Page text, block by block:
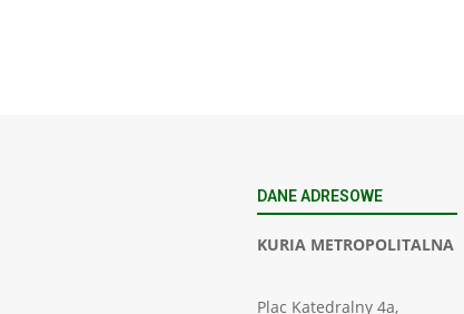
DANE ADRESOWE
KURIA METROPOLITALNA
Plac Katedralny 4a,